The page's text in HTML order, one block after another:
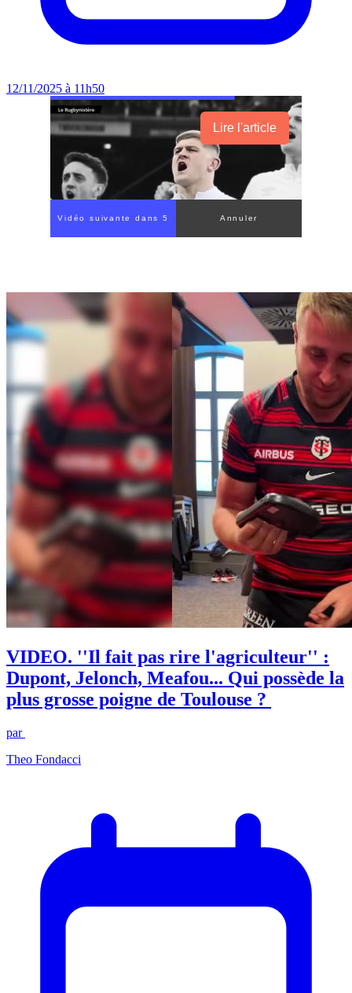
12/11/2025 à 11h50
Lire l'article
Vidéo suivante dans 3 Annuler
VIDEO. ''Il fait pas rire l'agriculteur'' :
Dupont, Jelonch, Meafou... Qui possède la
plus grosse poigne de Toulouse ?
par
Theo Fondacci